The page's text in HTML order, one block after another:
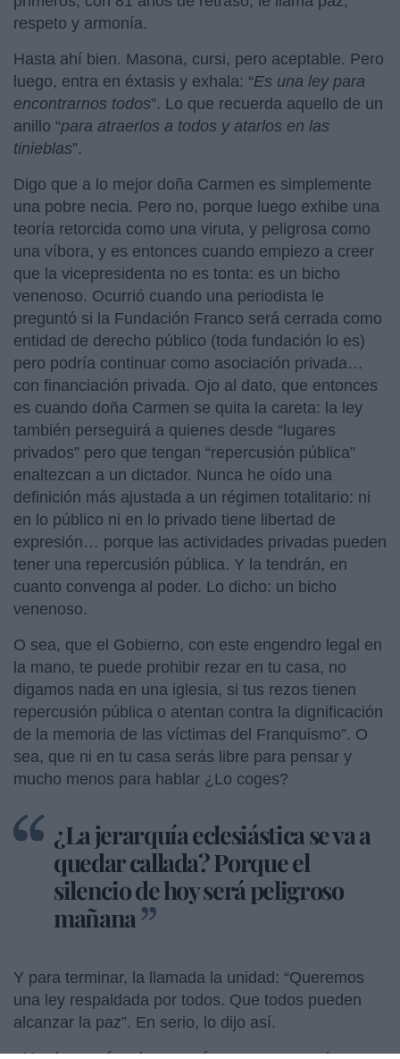
respeto y armonía.
Hasta ahí bien. Masona, cursi, pero aceptable. Pero
luego, entra en éxtasis y exhala: “Es una ley para
encontrarnos todos”. Lo que recuerda aquello de un
anillo “para atraerlos a todos y atarlos en las
tinieblas”.
Digo que a lo mejor doña Carmen es simplemente
una pobre necia. Pero no, porque luego exhibe una
teoría retorcida como una viruta, y peligrosa como
una víbora, y es entonces cuando empiezo a creer
que la vicepresidenta no es tonta: es un bicho
venenoso. Ocurrió cuando una periodista le
preguntó si la Fundación Franco será cerrada como
entidad de derecho público (toda fundación lo es)
pero podría continuar como asociación privada…
con financiación privada. Ojo al dato, que entonces
es cuando doña Carmen se quita la careta: la ley
también perseguirá a quienes desde “lugares
privados” pero que tengan “repercusión pública”
enaltezcan a un dictador. Nunca he oído una
definición más ajustada a un régimen totalitario: ni
en lo público ni en lo privado tiene libertad de
expresión… porque las actividades privadas pueden
tener una repercusión pública. Y la tendrán, en
cuanto convenga al poder. Lo dicho: un bicho
venenoso.
O sea, que el Gobierno, con este engendro legal en
la mano, te puede prohibir rezar en tu casa, no
digamos nada en una iglesia, si tus rezos tienen
repercusión pública o atentan contra la dignificación
de la memoria de las víctimas del Franquismo”. O
sea, que ni en tu casa serás libre para pensar y
mucho menos para hablar ¿Lo coges?
¿La jerarquía eclesiástica se va a
quedar callada? Porque el
silencio de hoy será peligroso
mañana
Y para terminar, la llamada la unidad: “Queremos
una ley respaldada por todos. Que todos pueden
alcanzar la paz”. En serio, lo dijo así.